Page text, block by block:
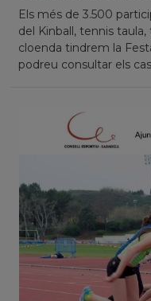
Els més de 3.500
del Kinball, tennis
cloenda tindrem la
podreu consultar els